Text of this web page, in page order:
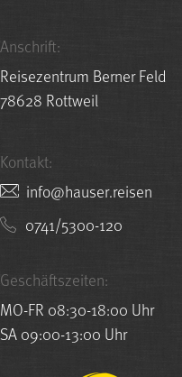
Anschrift:
Reisezentrum Berner Feld
78628 Rottweil
Kontakt:
nesier.resuah@ofni
0741/5300-120
Geschäftszeiten:
MO-FR 08:30-18:00 Uhr
SA 09:00-13:00 Uhr